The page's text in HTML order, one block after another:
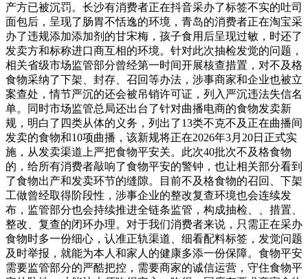
产方已被沉罚。长沙有消费者正在抖音采办了标签不实的吐司
面包后，呈现了肠胃不恬逸的环境，青岛的消费者正在淘宝采
办了违规添加添加剂的甘宋梅，孩子食用后呈现过敏，时还了
发卖方和标称进口商互相的环境。针对此次抽检发觉的问题，
相关省级市场监管部分曾经第一时间开展核查措置，对不及格
食物采纳了下架、封存、召回等办法，涉事商家和企业也被立
案查处，情节严沉的还会被吊销许可证，列入严沉违法失信名
单。同时市场监管总局还出台了针对曲播电商的食物发卖新
规，明白了四类从体的义务，列出了13类不克不及正在曲播间
发卖的食物和10项曲播，该新规将正在2026年3月20日正式实
施，从发卖渠道上严把食物平安关。此次40批次不及格食物
的，给所有消费者敲响了食物平安的警钟，也让相关部分看到
了食物出产和发卖环节的缝隙。目前不及格食物的召回、下架
工做曾经取得阶段性，涉事企业的整改复查环境也会连续发
布，监管部分也会持续推进全链条监管，构成抽检、、措置、
整改、复查的闭环办理。对于我们消费者来说，只需正在采办
食物时多一份细心，认准正轨渠道、细看配料标签，发觉问题
及时举报，就能为本人和家人的健康多添一份保障。食物平安
需要监管部分的严酷把控，需要商家的诚信运营，守住食物平